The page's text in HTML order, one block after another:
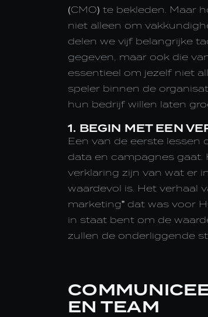
(CMO) te bekleden. Maar
niet alleen om
delen we vijf belangrijke
gegeven, maar ook die
essentieel om jezelf niet
speler binnen de
hun bedrijf willen laten
1. BEGIN MET EEN
Een van de eerste lessen
data en campagnes gaat.
verklaring zijn van wat er
waardevol is. Het verhaal
marketing" dat was voor
in staat bent om de
zullen de onderliggende
EN TEAM